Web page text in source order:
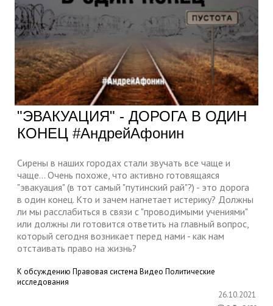
"ЭВАКУАЦИЯ" - ДОРОГА В ОДИН
КОНЕЦ #АндрейАфонин
Сирены в наших городах стали звучать все чаще и
чаще... Очень похоже, что активно готовящаяся
"эвакуация" (в тот самый "путинский рай"?) - это дорога
в один конец. Кто и зачем нагнетает истерику? Должны
ли мы расслабиться в связи с "проводимыми учениями"
или должны ли готовится ответить на главный вопрос,
который сегодня возникает перед нами - как нам
отстаивать право на жизнь?
К обсуждению Правовая система Видео Политические
исследования
26.10.2021